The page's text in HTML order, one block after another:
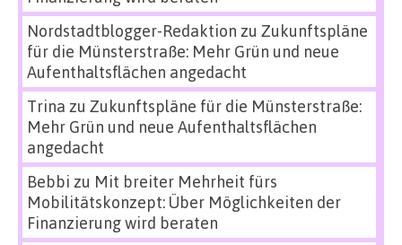
Nordstadtblogger-Redaktion zu Zukunftspläne
für die Münsterstraße: Mehr Grün und neue
Aufenthaltsflächen angedacht
Trina zu Zukunftspläne für die Münsterstraße:
Mehr Grün und neue Aufenthaltsflächen
angedacht
Bebbi zu Mit breiter Mehrheit fürs
Mobilitätskonzept: Über Möglichkeiten der
Finanzierung wird beraten